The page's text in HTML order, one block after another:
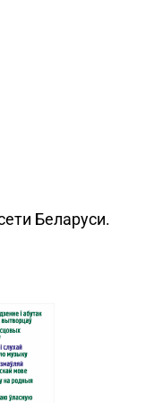
г.
Беларуси.